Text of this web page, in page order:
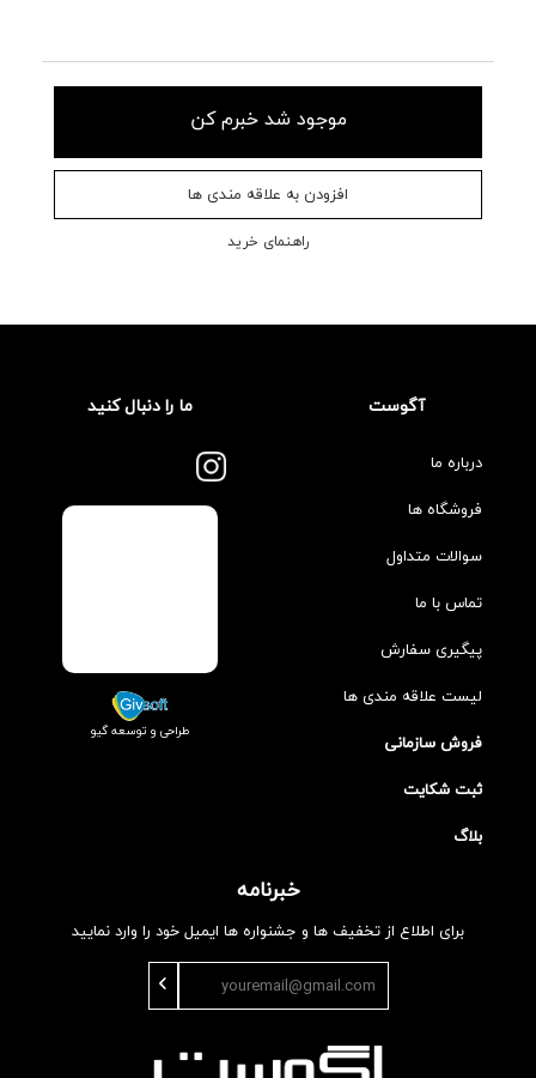
موجود شد خبرم کن
افزودن به علاقه مندی ها
راهنمای خرید
آگوست
درباره ما
فروشگاه ها
سوالات متداول
تماس با ما
پیگیری سفارش
لیست علاقه مندی ها
فروش سازمانی
ثبت شکایت
بلاگ
ما را دنبال کنید
طراحی و توسعه گیو
خبرنامه
برای اطلاع از تخفیف ها و جشنواره ها ایمیل خود را وارد نمایید